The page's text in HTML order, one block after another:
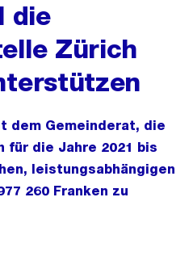
die
Zürich
dem Gemeinderat, die
für die Jahre 2021 bis
leistungsabhängigen
260 Franken zu